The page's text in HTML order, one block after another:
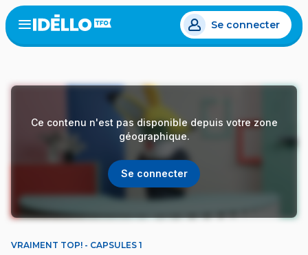
Aller
au
contenu
Open
menu
Se connecter
Ce contenu n'est pas disponible depuis votre zone
géographique.
Se connecter
VRAIMENT TOP! - CAPSULES 1